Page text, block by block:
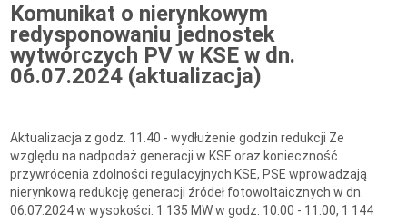
Komunikat o nierynkowym
redysponowaniu jednostek
wytwórczych PV w KSE w dn.
06.07.2024 (aktualizacja)
Aktualizacja z godz. 11.40 - wydłużenie godzin redukcji Ze
względu na nadpodaż generacji w KSE oraz konieczność
przywrócenia zdolności regulacyjnych KSE, PSE wprowadzają
nierynkową redukcję generacji źródeł fotowoltaicznych w dn.
06.07.2024 w wysokości: 1 135 MW w godz. 10:00 - 11:00, 1 144